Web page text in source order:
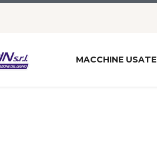
MACCHINE USATE